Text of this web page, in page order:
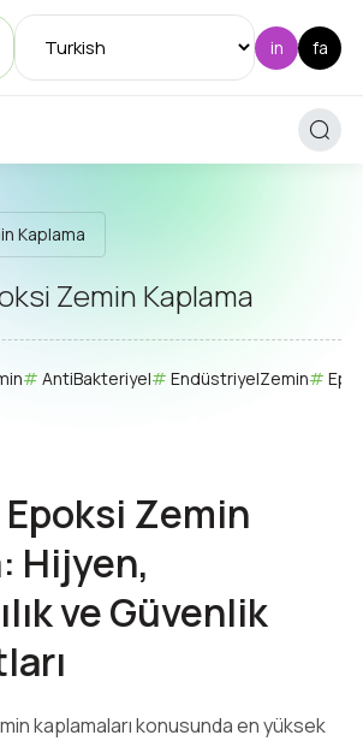
Kaplama
Zemin Kaplama
AntiBakteriyel EndüstriyelZemin
Zemin
Hijyen,
ve Güvenlik
kaplamaları konusunda en yüksek